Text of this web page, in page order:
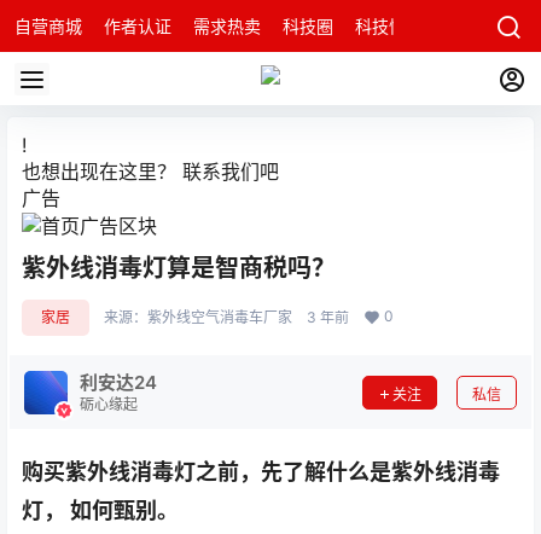
自营商城 作者认证 需求热卖 科技圈 科技快讯 智能科技问
!
也想出现在这里？ 联系我们吧
广告
紫外线消毒灯算是智商税吗？
家居 来源： 紫外线空气消毒车厂家 3 年前 0
利安达24
砺心缘起
关注 私信
购买紫外线消毒灯之前，先了解什么是紫外线消毒
灯， 如何甄别。